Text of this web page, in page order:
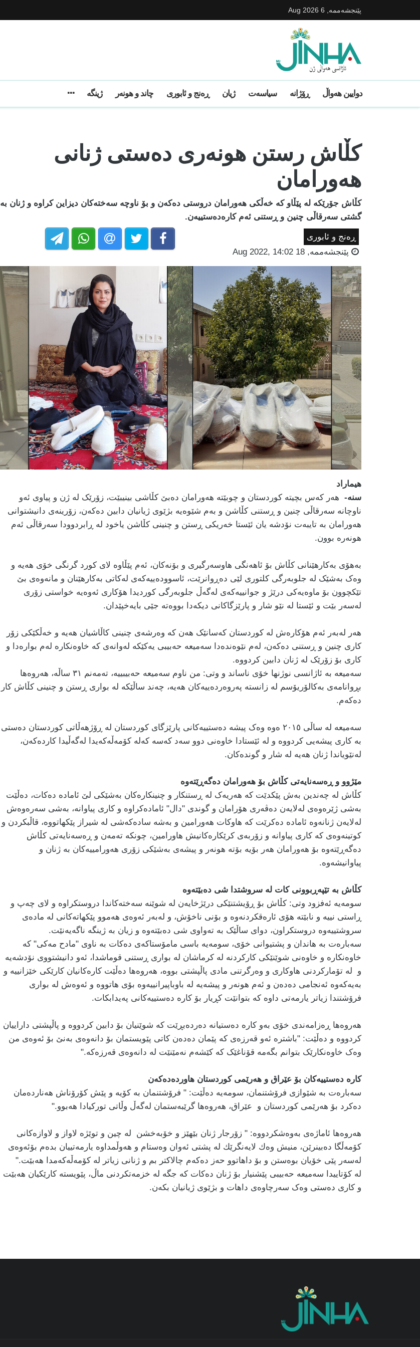
پێنجشه‌ممه‌, 6 Aug 2026
دوایین ھەواڵ ڕۆژانە سیاسەت ژیان ڕەنج و ئابوری چاند و هونەر ژینگه
کڵاش رستن هونەری دەستی ژنانی
هەورامان
کڵاش جۆرێکە لە پێڵاو کە خەڵکی هەورامان دروستی دەکەن و بۆ ناوچە سەختەکان دیزاین کراوە و ژنان بە
گشتی سەرقاڵی چنین و ڕستنی ئەم کارەدەستییەن.
ڕەنج و ئابوری
پێنجشه‌ممه‌, 18 Aug 2022, 14:02
هیماراد
سنە- هەر کەس بچیتە کوردستان و چوبێتە هەورامان دەبێ کڵاشی بینیبێت، زۆرێک لە ژن و پیاوی ئەو
ناوچانە سەرقاڵی چنین و ڕستنی کڵاشن و بەم شێوەیە بژێوی ژیانیان دابین دەکەن، زۆرینەی دانیشتوانی
هەورامان بە تایبەت نۆدشە یان ئێستا خەریکی ڕستن و چنینی کڵاشن یاخود لە ڕابردوودا سەرقاڵی ئەم
هونەرە بوون.
بەهۆی بەکارهێنانی کڵاش بۆ ئاهەنگی هاوسەرگیری و بۆنەکان، ئەم پێڵاوە لای کورد گرنگی خۆی هەیە و
وەک بەشێک لە جلوبەرگی کلتوری لێی دەڕوانرێت، ئاسوودەییەکەی لەکاتی بەکارهێنان و مانەوەی بێ
تێکچوون بۆ ماوەیەکی درێژ و جوانییەکەی لەگەڵ جلوبەرگی کوردیدا هۆکاری ئەوەیە خواستی زۆری
لەسەر بێت و ئێستا لە نێو شار و پارێزگاکانی دیکەدا بووەتە جێی بایەخپێدان.
هەر لەبەر ئەم هۆکارەش لە کوردستان کەسانێک هەن کە وەرشەی چنینی کاڵاشیان هەیە و خەڵکێکی زۆر
کاری چنین و ڕستنی دەکەن، لەم نێوەندەدا سەمیعە حەبیبی یەکێکە لەوانەی کە خاوەنکارە لەم بوارەدا و
کاری بۆ زۆرێک لە ژنان دابین کردووە.
سەمیعە بە ئاژانسی نوژنها خۆی ناساند و وتی: من ناوم سەمیعە حەبیبییە، تەمەنم ٣١ ساڵە، هەروەها
بڕوانامەی بەکالۆریۆسم لە زانستە پەروەردەییەکان هەیە، چەند ساڵێکە لە بواری ڕستن و چنینی کڵاش کار
دەکەم.
سەمیعە لە ساڵی ٢٠١٥ ەوە وەک پیشە دەستییەکانی پارێزگای کوردستان لە ڕۆژهەڵاتی کوردستان دەستی
بە کاری پیشەیی کردووە و لە ئێستادا خاوەنی دوو سەد کەسە کەلە کۆمەڵەکەیدا لەگەڵیدا کاردەکەن،
لەنێویاندا ژنان هەیە لە شار و گوندەکان.
مێژوو و ڕەسەنایەتی کڵاش بۆ هەورامان دەگەڕێتەوە
کڵاش لە چەندین بەش پێکدێت کە هەریەک لە ڕستنکار و چنینکارەکان بەشێکی لێ ئامادە دەکات، دەڵێت
بەشی ژێرەوەی لەلایەن دەڤەری هۆرامان و گوندی "دال" ئامادەکراوە و کاری پیاوانە، بەشی سەرەوەش
لەلایەن ژنانەوە ئامادە دەکرێت کە هاوکات هەورامین و بەشە سادەکەشی لە شیراز پێکهاتووە، قاڵبکردن و
کوتینەوەی کە کاری پیاوانە و زۆربەی کرێکارەکانیش هاورامین، چونکە تەمەن و ڕەسەنایەتی کڵاش
دەگەڕێتەوە بۆ هەورامان هەر بۆیە بۆتە هونەر و پیشەی بەشێکی زۆری هەورامییەکان بە ژنان و
پیاوانیشەوە.
کڵاش بە تێپەڕبوونی کات لە سروشتدا شی دەبێتەوە
سومەیە ئەفزود وتی: کڵاش بۆ ڕۆیشتنێکی درێژخایەن لە شوێنە سەختەکاندا دروستکراوە و لای چەپ و
ڕاستی نییە و نابێتە هۆی ئارەقکردنەوە و بۆنی ناخۆش، و لەبەر ئەوەی هەموو پێکهاتەکانی لە مادەی
سروشتییەوە دروستکراون، دوای ساڵێک بە تەواوی شی دەبێتەوە و زیان بە ژینگە ناگەیەنێت.
سەبارەت بە هاندان و پشتیوانی خۆی، سومەیە باسی مامۆستاکەی دەکات بە ناوی "مادح مەکی" کە
خاوەنکارە و خاوەنی شوێنێکی کارکردنە لە کرماشان لە بواری ڕستنی قوماشدا، ئەو دانیشتووی نۆدشەیە
و لە تۆمارکردنی هاوکاری و وەرگرتنی مادی پاڵپشتی بووە، هەروەها دەڵێت کارەکانیان کارێکی خێزانییە و
بەیەکەوە ئەنجامی دەدەن و ئەم هونەر و پیشەیە لە باوباپیرانییەوە بۆی هاتووە و ئەوەش لە بواری
فرۆشتندا زیاتر یارمەتی داوە کە بتوانێت کڕیار بۆ کارە دەستییەکانی پەیدابکات.
هەروەها ڕەزامەندی خۆی بەو کارە دەستیانە دەردەبڕێت کە شوێنیان بۆ دابین کردووە و پاڵپشتی داراییان
کردووە و دەڵێت: "باشترە ئەو قەرزەی کە پێمان دەدەن کاتی پێویستمان بۆ دانەوەی بەنێ بۆ ئەوەی من
وەک خاوەنکارێک بتوانم بگەمە قۆناغێک کە کێشەم نەمێنێت لە دانەوەی قەرزەکە."
کارە دەستییەکان بۆ عێراق و هەرێمی کوردستان هاوردەدەکەن
سەبارەت بە شێوازی فرۆشتنمان، سومەیە دەڵێت: " فرۆشتنمان بە کۆیە و پێش کۆرۆناش هەناردەمان
دەکرد بۆ هەرێمی کوردستان و عێراق، هەروەها گرێبەستمان لەگەڵ وڵاتی تورکیادا هەبوو."
هه‌روه‌ها ئاماژه‌ی به‌وه‌شكردووه‌: " زۆرجار ژنان بێهێز و خۆبەخشن لە چین و توێژە لاواز و لاوازەكانی
كۆمەڵگا دەبینرێن، منیش وەك لایەنگرێك لە پشتی ئەوان وەستام و هەوڵمداوە یارمەتییان بدەم بۆئەوەی
لەسەر پێی خۆیان بوەستن و بۆ داهاتوو حەز دەکەم چالاکتر بم و ژنانی زیاتر لە کۆمەڵەکەمدا هەبێت."
لە کۆتاییدا سەمیعە حەبیبی پێشنیار بۆ ژنان دەکات کە جگە لە خزمەتکردنی ماڵ، پێویستە کارێکیان هەبێت
و کاری دەستی وەک سەرچاوەی داهات و بژێوی ژیانیان بکەن.